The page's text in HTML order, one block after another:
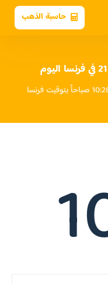
حاسبة الذهب